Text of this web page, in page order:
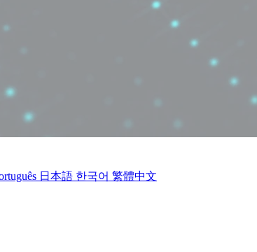
日本語 한국어 繁體中文